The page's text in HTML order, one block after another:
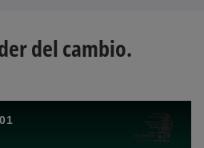
V
del cambio.